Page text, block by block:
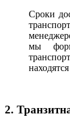
Сроки
мы
2.